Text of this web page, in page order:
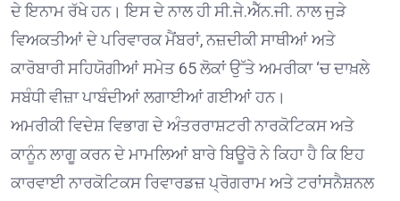
ਦੇ ਇਨਾਮ ਰੱਖੇ ਹਨ। ਇਸ ਦੇ ਨਾਲ ਹੀ ਸੀ.ਜੇ.ਐੱਨ.ਜੀ. ਨਾਲ ਜੁੜੇ
ਵਿਅਕਤੀਆਂ ਦੇ ਪਰਿਵਾਰਕ ਮੈਂਬਰਾਂ, ਨਜ਼ਦੀਕੀ ਸਾਥੀਆਂ ਅਤੇ
ਕਾਰੋਬਾਰੀ ਸਹਿਯੋਗੀਆਂ ਸਮੇਤ 65 ਲੋਕਾਂ ਉੱਤੇ ਅਮਰੀਕਾ ‘ਚ ਦਾਖ਼ਲੇ
ਸਬੰਧੀ ਵੀਜ਼ਾ ਪਾਬੰਦੀਆਂ ਲਗਾਈਆਂ ਗਈਆਂ ਹਨ।
ਅਮਰੀਕੀ ਵਿਦੇਸ਼ ਵਿਭਾਗ ਦੇ ਅੰਤਰਰਾਸ਼ਟਰੀ ਨਾਰਕੋਟਿਕਸ ਅਤੇ
ਕਾਨੂੰਨ ਲਾਗੂ ਕਰਨ ਦੇ ਮਾਮਲਿਆਂ ਬਾਰੇ ਬਿਊਰੋ ਨੇ ਕਿਹਾ ਹੈ ਕਿ ਇਹ
ਕਾਰਵਾਈ ਨਾਰਕੋਟਿਕਸ ਰਿਵਾਰਡਜ਼ ਪ੍ਰੋਗਰਾਮ ਅਤੇ ਟਰਾਂਸਨੈਸ਼ਨਲ